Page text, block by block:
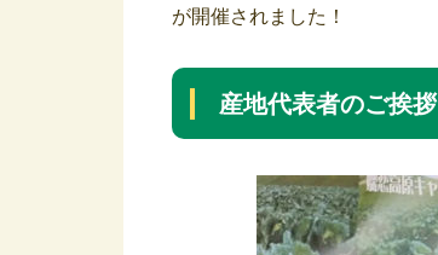
が開催されました！
産地代表者のご挨拶